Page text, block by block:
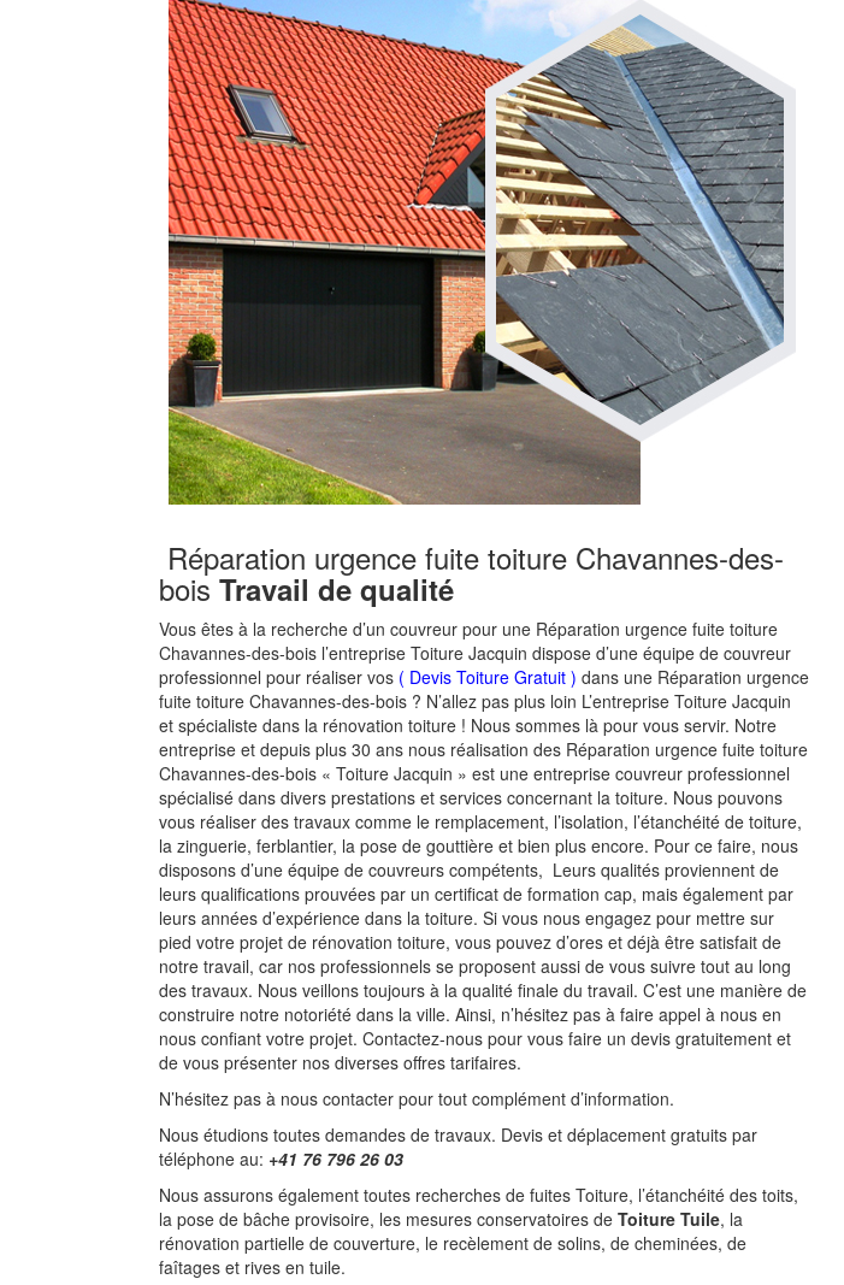
Réparation urgence fuite toiture Chavannes-des-
bois Travail de qualité
Vous êtes à la recherche d’un couvreur pour une Réparation urgence fuite toiture
Chavannes-des-bois l’entreprise Toiture Jacquin dispose d’une équipe de couvreur
professionnel pour réaliser vos ( Devis Toiture Gratuit ) dans une Réparation urgence
fuite toiture Chavannes-des-bois ? N’allez pas plus loin L’entreprise Toiture Jacquin
et spécialiste dans la rénovation toiture ! Nous sommes là pour vous servir. Notre
entreprise et depuis plus 30 ans nous réalisation des Réparation urgence fuite toiture
Chavannes-des-bois « Toiture Jacquin » est une entreprise couvreur professionnel
spécialisé dans divers prestations et services concernant la toiture. Nous pouvons
vous réaliser des travaux comme le remplacement, l’isolation, l’étanchéité de toiture,
la zinguerie, ferblantier, la pose de gouttière et bien plus encore. Pour ce faire, nous
disposons d’une équipe de couvreurs compétents, Leurs qualités proviennent de
leurs qualifications prouvées par un certificat de formation cap, mais également par
leurs années d’expérience dans la toiture. Si vous nous engagez pour mettre sur
pied votre projet de rénovation toiture, vous pouvez d’ores et déjà être satisfait de
notre travail, car nos professionnels se proposent aussi de vous suivre tout au long
des travaux. Nous veillons toujours à la qualité finale du travail. C’est une manière de
construire notre notoriété dans la ville. Ainsi, n’hésitez pas à faire appel à nous en
nous confiant votre projet. Contactez-nous pour vous faire un devis gratuitement et
de vous présenter nos diverses offres tarifaires.
N’hésitez pas à nous contacter pour tout complément d’information.
Nous étudions toutes demandes de travaux. Devis et déplacement gratuits par
téléphone au: +41 76 796 26 03
Nous assurons également toutes recherches de fuites Toiture, l’étanchéité des toits,
la pose de bâche provisoire, les mesures conservatoires de Toiture Tuile, la
rénovation partielle de couverture, le recèlement de solins, de cheminées, de
faîtages et rives en tuile.